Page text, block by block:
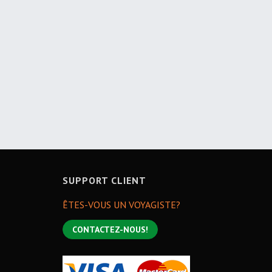
SUPPORT CLIENT
ÊTES-VOUS UN VOYAGISTE?
CONTACTEZ-NOUS!